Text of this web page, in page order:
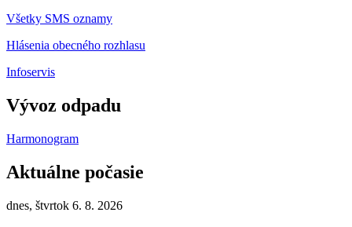
Všetky SMS oznamy
Hlásenia obecného rozhlasu
Infoservis
Vývoz odpadu
Harmonogram
Aktuálne počasie
dnes, štvrtok 6. 8. 2026